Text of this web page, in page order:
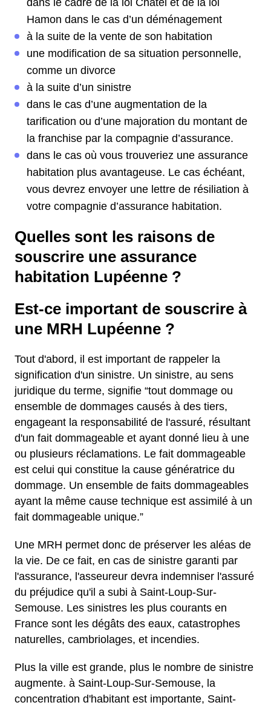
dans le cadre de la loi Chatel et de la loi
Hamon dans le cas d’un déménagement
à la suite de la vente de son habitation
une modification de sa situation personnelle,
comme un divorce
à la suite d’un sinistre
dans le cas d’une augmentation de la
tarification ou d’une majoration du montant de
la franchise par la compagnie d’assurance.
dans le cas où vous trouveriez une assurance
habitation plus avantageuse. Le cas échéant,
vous devrez envoyer une lettre de résiliation à
votre compagnie d’assurance habitation.
Quelles sont les raisons de
souscrire une assurance
habitation Lupéenne ?
Est-ce important de souscrire à
une MRH Lupéenne ?
Tout d'abord, il est important de rappeler la
signification d'un sinistre. Un sinistre, au sens
juridique du terme, signifie “tout dommage ou
ensemble de dommages causés à des tiers,
engageant la responsabilité de l'assuré, résultant
d'un fait dommageable et ayant donné lieu à une
ou plusieurs réclamations. Le fait dommageable
est celui qui constitue la cause génératrice du
dommage. Un ensemble de faits dommageables
ayant la même cause technique est assimilé à un
fait dommageable unique.”
Une MRH permet donc de préserver les aléas de
la vie. De ce fait, en cas de sinistre garanti par
l'assurance, l'asseureur devra indemniser l'assuré
du préjudice qu'il a subi à Saint-Loup-Sur-
Semouse. Les sinistres les plus courants en
France sont les dégâts des eaux, catastrophes
naturelles, cambriolages, et incendies.
Plus la ville est grande, plus le nombre de sinistre
augmente. à Saint-Loup-Sur-Semouse, la
concentration d'habitant est importante, Saint-